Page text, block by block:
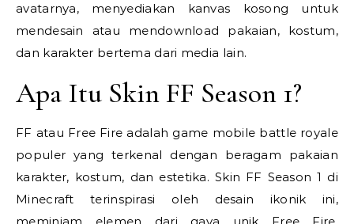
avatarnya, menyediakan kanvas kosong untuk
mendesain atau mendownload pakaian, kostum,
dan karakter bertema dari media lain.
Apa Itu Skin FF Season 1?
FF atau Free Fire adalah game mobile battle royale
populer yang terkenal dengan beragam pakaian
karakter, kostum, dan estetika. Skin FF Season 1 di
Minecraft terinspirasi oleh desain ikonik ini,